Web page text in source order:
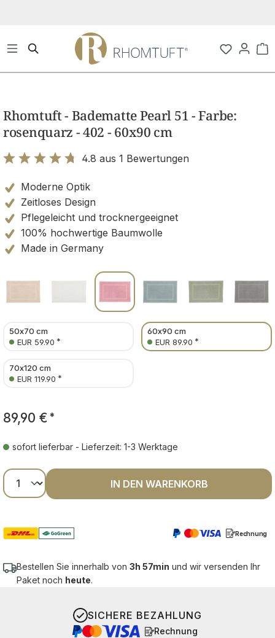
Rhomtuft - Badematte Pearl 51 - Farbe:
rosenquarz - 402 - 60x90 cm
4.8 aus 1 Bewertungen
Moderne Optik
Zeitloses Design
Pflegeleicht und trocknergeeignet
100% hochwertige Baumwolle
Made in Germany
50x70 cm
EUR 59.90 *
60x90 cm
EUR 89.90 *
70x120 cm
EUR 119.90 *
89,90 € *
sofort lieferbar - Lieferzeit: 1-3 Werktage
Produkt Anzahl: Gib den gewünschten
IN DEN WARENKORB
Rechnung
Bestellen Sie innerhalb von 3h 57min und wir versenden Ihr
Paket noch heute.
SICHERE BEZAHLUNG
Rechnung